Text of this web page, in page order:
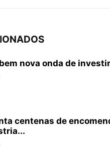
nova onda de
centenas de